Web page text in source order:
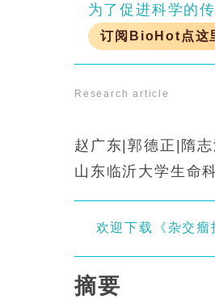
为了促进科学的
订阅BioHot点这
Research article
赵广东|郭德正|隋
山东临沂大学生命
欢迎下载《杂交
摘要